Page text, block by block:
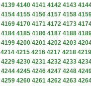
4139 4140 4141 4142 4143
4154 4155 4156 4157 4158
4169 4170 4171 4172 4173
4184 4185 4186 4187 4188
4199 4200 4201 4202 4203
4214 4215 4216 4217 4218 4219
4229 4230 4231 4232 4233
4244 4245 4246 4247 4248
4259 4260 4261 4262 4263